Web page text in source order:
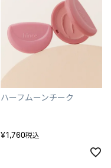
ハーフムーンチーク
¥1,760税込